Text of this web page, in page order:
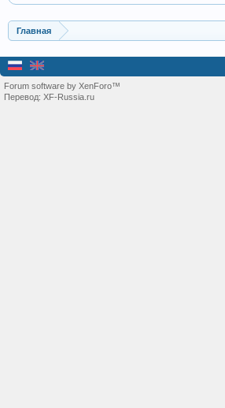
Главная
Forum software by XenForo™
Перевод: XF-Russia.ru